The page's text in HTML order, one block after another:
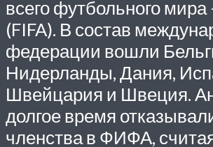
всего футбольного
(FIFA). В состав
федерации вошли
Нидерланды, Дания,
Швейцария и Швеция.
долгое время
членства в ФИФА,